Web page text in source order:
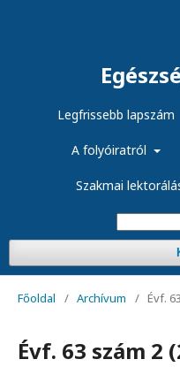
Legfrissebb lapszám
A folyóiratról
Szakmai
Főoldal / Archívum / Évf.
Évf. 63 szám 2